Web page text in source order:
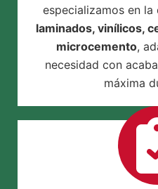
especializamos en
laminados, vinílicos,
microcemento,
necesidad con
máxima